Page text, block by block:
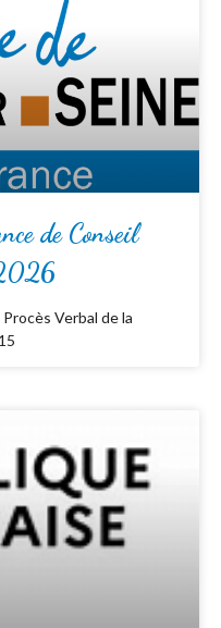
de Conseil
Verbal de la